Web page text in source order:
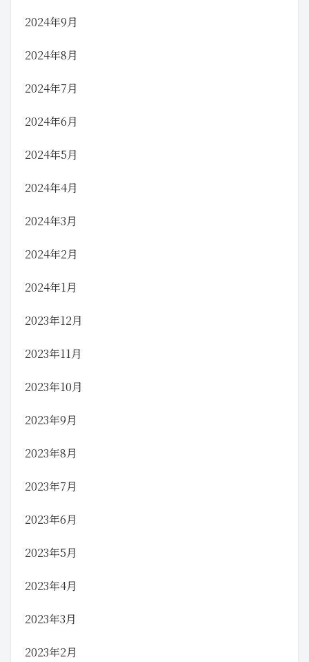
2024年9月
2024年8月
2024年7月
2024年6月
2024年5月
2024年4月
2024年3月
2024年2月
2024年1月
2023年12月
2023年11月
2023年10月
2023年9月
2023年8月
2023年7月
2023年6月
2023年5月
2023年4月
2023年3月
2023年2月